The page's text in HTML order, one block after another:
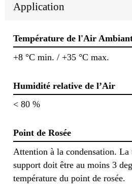
Application
Température de l'Air
+8 °C min. / +35 °C max.
Humidité relative de l’Air
< 80 %
Point de Rosée
Attention à la condensation. La
support doit être au moins 3
température du point de rosée.